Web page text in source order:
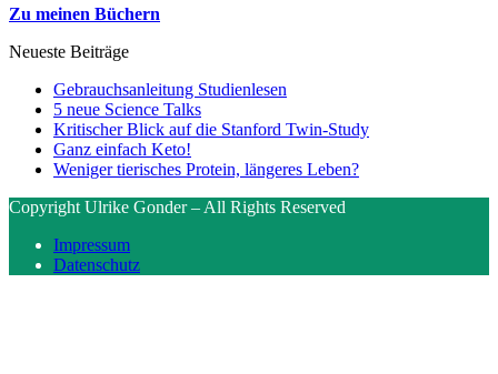
Zu meinen Büchern
Neueste Beiträge
Gebrauchsanleitung Studienlesen
5 neue Science Talks
Kritischer Blick auf die Stanford Twin-Study
Ganz einfach Keto!
Weniger tierisches Protein, längeres Leben?
Copyright Ulrike Gonder – All Rights Reserved
Impressum
Datenschutz